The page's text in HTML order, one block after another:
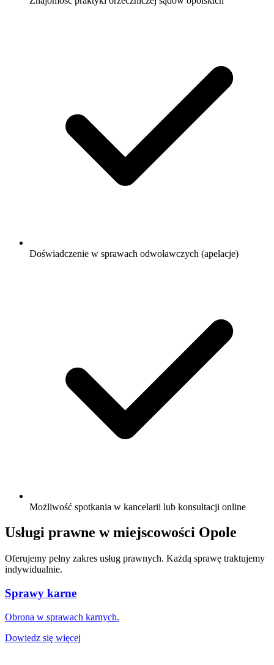
Doświadczenie w sprawach odwoławczych (apelacje)
Możliwość spotkania w kancelarii lub konsultacji online
Usługi prawne w miejscowości Opole
Oferujemy pełny zakres usług prawnych. Każdą sprawę traktujemy
indywidualnie.
Sprawy karne
Obrona w sprawach karnych.
Dowiedz się więcej